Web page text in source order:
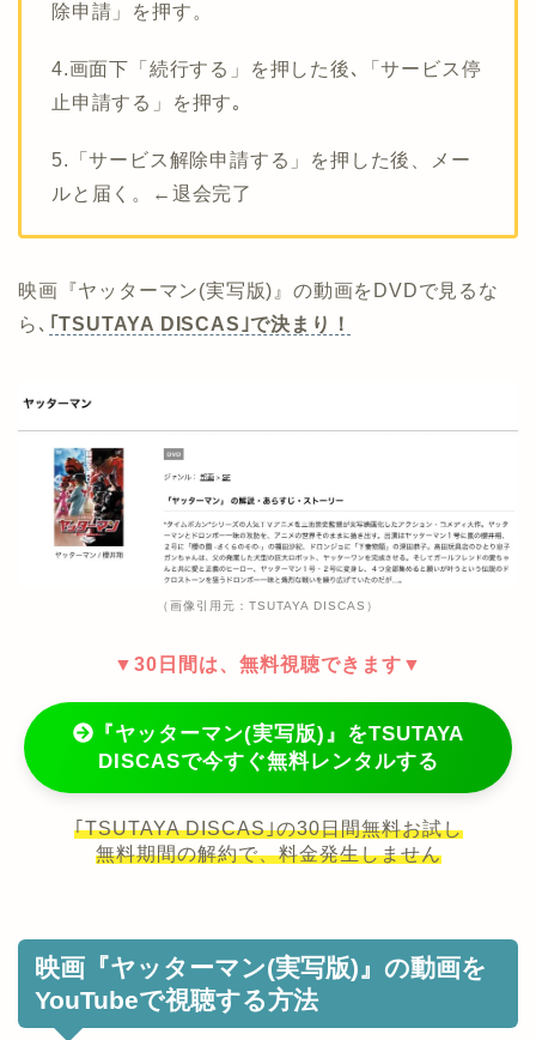
除申請」を押す。
4.画面下「続行する」を押した後､「サービス停
止申請する」を押す｡
5.「サービス解除申請する」を押した後、メー
ルと届く。←退会完了
映画『ヤッターマン(実写版)』の動画をDVDで見るな
ら､ ｢TSUTAYA DISCAS｣で決まり！
（画像引用元：TSUTAYA DISCAS）
▼30日間は、無料視聴できます▼
『ヤッターマン(実写版)』をTSUTAYA
DISCASで今すぐ無料レンタルする
｢TSUTAYA DISCAS｣の30日間無料お試し
無料期間の解約で、料金発生しません
映画『ヤッターマン(実写版)』の動画を
YouTubeで視聴する方法